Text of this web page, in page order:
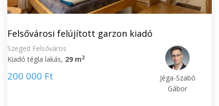
Felsővárosi felújított garzon kiadó
Szeged Felsőváros
Kiadó tégla lakás, 29 m2
200 000 Ft
Jéga-Szabó
Gábor